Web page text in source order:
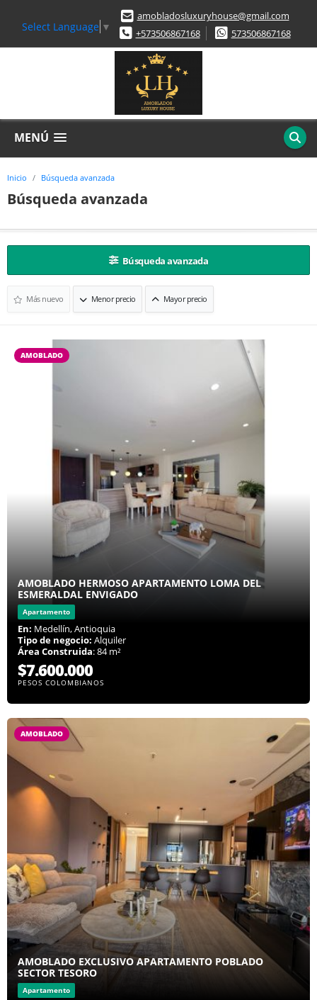
Select Language ▼
amobladosluxuryhouse@gmail.com
+573506867168
573506867168
MENÚ
Inicio Búsqueda avanzada
Búsqueda avanzada
Búsqueda avanzada
Más nuevo Menor precio Mayor precio
AMOBLADO
AMOBLADO HERMOSO APARTAMENTO LOMA DEL
ESMERALDAL ENVIGADO
Apartamento
En: Medellín, Antioquia
Tipo de negocio: Alquiler
Área Construida: 84 m²
$7.600.000
PESOS COLOMBIANOS
AMOBLADO
AMOBLADO EXCLUSIVO APARTAMENTO POBLADO
SECTOR TESORO
Apartamento